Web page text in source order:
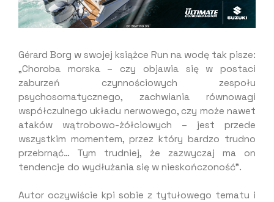
Gérard Borg w swojej książce Run na wodę tak pisze:
„Choroba morska – czy objawia się w postaci
zaburzeń czynnościowych zespołu
psychosomatycznego, zachwiania równowagi
współczulnego układu nerwowego, czy może nawet
ataków wątrobowo-żółciowych – jest przede
wszystkim momentem, przez który bardzo trudno
przebrnąć… Tym trudniej, że zazwyczaj ma on
tendencje do wydłużania się w nieskończoność”.
Autor oczywiście kpi sobie z tytułowego tematu i